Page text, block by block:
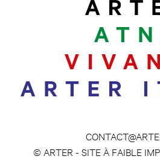
© ARTER - SITE À FAIBLE